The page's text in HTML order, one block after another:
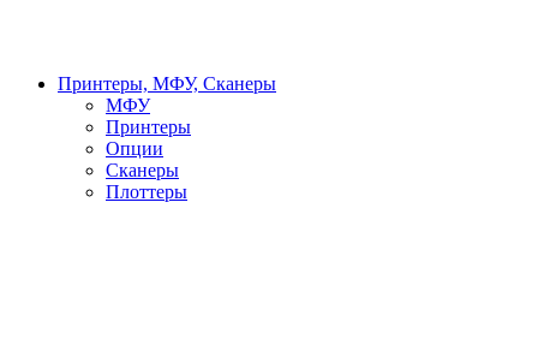
Принтеры, МФУ, Сканеры
МФУ
Принтеры
Опции
Сканеры
Плоттеры